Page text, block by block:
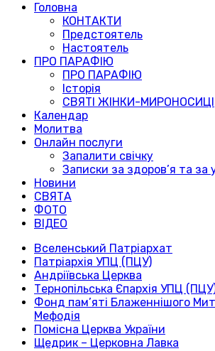
Головна
КОНТАКТИ
Предстоятель
Настоятель
ПРО ПАРАФІЮ
ПРО ПАРАФІЮ
Історія
СВЯТІ ЖІНКИ-МИРОНОСИЦІ
Календар
Молитва
Онлайн послуги
Запалити свічку
Записки за здоров’я та за
Новини
СВЯТА
ФОТО
ВІДЕО
Вселенський Патріархат
Патріархія УПЦ (ПЦУ)
Андріївська Церква
Тернопільська Єпархія УПЦ
Фонд пам’яті Блаженнішого
Мефодія
Помісна Церква України
Щедрик – Церковна Лавка